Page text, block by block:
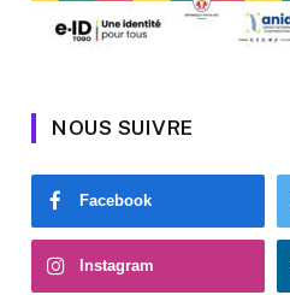
NOUS SUIVRE
Facebook
Instagram